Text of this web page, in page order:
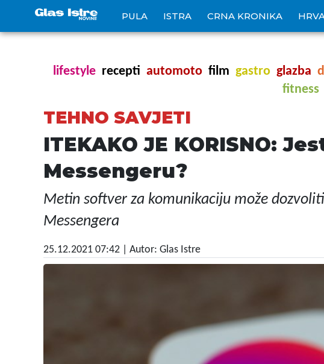
PULA ISTRA CRNA KRONIKA
lifestyle recepti automoto film gastro glazba
fitness
TEHNO SAVJETI
ITEKAKO JE KORISNO:
Messengeru?
Metin softver za komunikaciju može
Messengera
25.12.2021 07:42 | Autor: Glas Istre